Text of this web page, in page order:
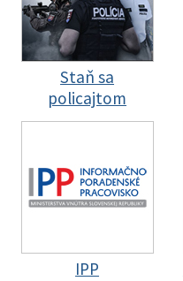
Staň sa
policajtom
IPP